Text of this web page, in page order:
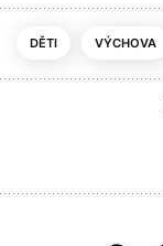
DĚTI VÝCHOVA